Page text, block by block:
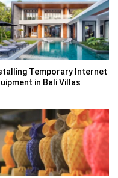
Temporary Internet
in Bali Villas